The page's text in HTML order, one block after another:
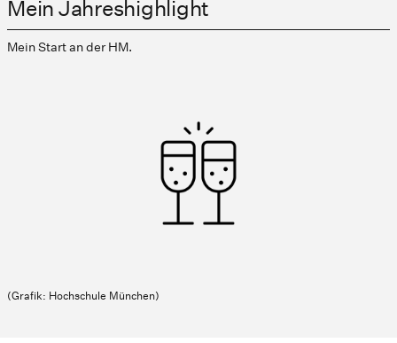
(Grafik: Hochschule München)
Mein Jahreshighlight
Mein Start an der HM.